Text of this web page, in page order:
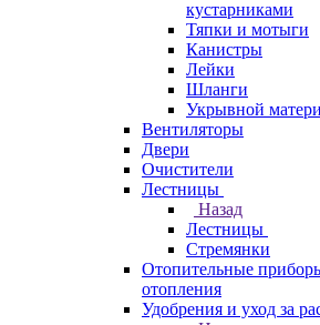
кустарниками
Тяпки и мотыги
Канистры
Лейки
Шланги
Укрывной
Вентиляторы
Двери
Очистители
Лестницы
Назад
Лестницы
Стремянки
Отопительные
отопления
Удобрения и уход за